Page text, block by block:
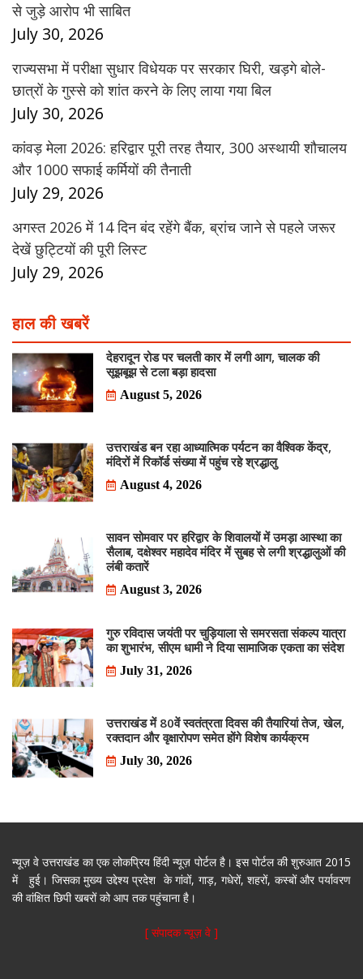
से जुड़े आरोप भी साबित
July 30, 2026
राज्यसभा में परीक्षा सुधार विधेयक पर सरकार घिरी, खड़गे बोले-
छात्रों के गुस्से को शांत करने के लिए लाया गया बिल
July 30, 2026
कांवड़ मेला 2026: हरिद्वार पूरी तरह तैयार, 300 अस्थायी शौचालय
और 1000 सफाई कर्मियों की तैनाती
July 29, 2026
अगस्त 2026 में 14 दिन बंद रहेंगे बैंक, ब्रांच जाने से पहले जरूर
देखें छुट्टियों की पूरी लिस्ट
July 29, 2026
हाल की खबरें
देहरादून रोड पर चलती कार में लगी आग, चालक की
सूझबूझ से टला बड़ा हादसा
August 5, 2026
उत्तराखंड बन रहा आध्यात्मिक पर्यटन का वैश्विक केंद्र,
मंदिरों में रिकॉर्ड संख्या में पहुंच रहे श्रद्धालु
August 4, 2026
सावन सोमवार पर हरिद्वार के शिवालयों में उमड़ा आस्था का
सैलाब, दक्षेश्वर महादेव मंदिर में सुबह से लगी श्रद्धालुओं की
लंबी कतारें
August 3, 2026
गुरु रविदास जयंती पर चुड़ियाला से समरसता संकल्प यात्रा
का शुभारंभ, सीएम धामी ने दिया सामाजिक एकता का संदेश
July 31, 2026
उत्तराखंड में 80वें स्वतंत्रता दिवस की तैयारियां तेज, खेल,
रक्तदान और वृक्षारोपण समेत होंगे विशेष कार्यक्रम
July 30, 2026
न्यूज़ वे उत्तराखंड का एक लोकप्रिय हिंदी न्यूज़ पोर्टल है। इस पोर्टल की शुरुआत 2015
में हुई। जिसका मुख्य उद्देश्य प्रदेश के गांवों, गाड़, गधेरों, शहरों, कस्बों और पर्यावरण
की वांक्षित छिपी खबरों को आप तक पहुंचाना है।
[ संपादक न्यूज़ वे ]